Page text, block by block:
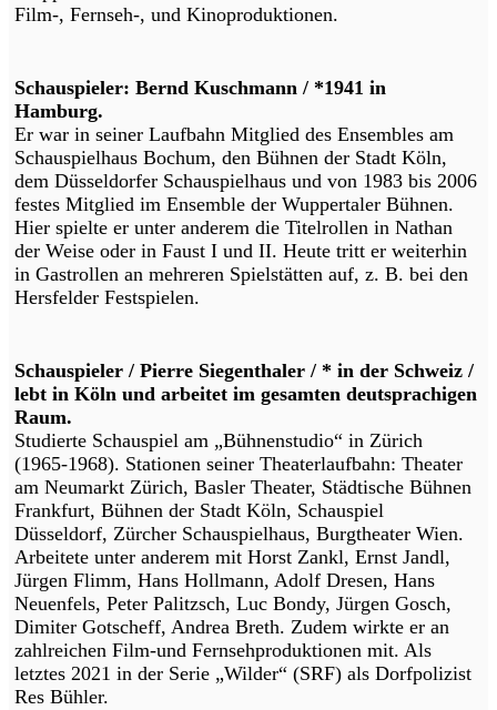
Film-, Fernseh-, und Kinoproduktionen.
Schauspieler: Bernd Kuschmann / *1941 in
Hamburg.
Er war in seiner Laufbahn Mitglied des Ensembles am
Schauspielhaus Bochum, den Bühnen der Stadt Köln,
dem Düsseldorfer Schauspielhaus und von 1983 bis 2006
festes Mitglied im Ensemble der Wuppertaler Bühnen.
Hier spielte er unter anderem die Titelrollen in Nathan
der Weise oder in Faust I und II. Heute tritt er weiterhin
in Gastrollen an mehreren Spielstätten auf, z. B. bei den
Hersfelder Festspielen.
Schauspieler / Pierre Siegenthaler / * in der Schweiz /
lebt in Köln und arbeitet im gesamten deutsprachigen
Raum.
Studierte Schauspiel am „Bühnenstudio“ in Zürich
(1965-1968). Stationen seiner Theaterlaufbahn: Theater
am Neumarkt Zürich, Basler Theater, Städtische Bühnen
Frankfurt, Bühnen der Stadt Köln, Schauspiel
Düsseldorf, Zürcher Schauspielhaus, Burgtheater Wien.
Arbeitete unter anderem mit Horst Zankl, Ernst Jandl,
Jürgen Flimm, Hans Hollmann, Adolf Dresen, Hans
Neuenfels, Peter Palitzsch, Luc Bondy, Jürgen Gosch,
Dimiter Gotscheff, Andrea Breth. Zudem wirkte er an
zahlreichen Film-und Fernsehproduktionen mit. Als
letztes 2021 in der Serie „Wilder“ (SRF) als Dorfpolizist
Res Bühler.